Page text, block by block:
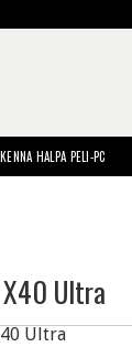
HALPA PELI-PC
Ultra